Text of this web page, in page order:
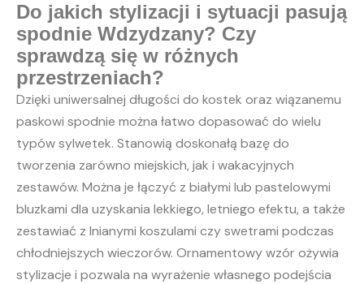
Do jakich stylizacji i sytuacji pasują
spodnie Wdzydzany? Czy
sprawdzą się w różnych
przestrzeniach?
Dzięki uniwersalnej długości do kostek oraz wiązanemu
paskowi spodnie można łatwo dopasować do wielu
typów sylwetek. Stanowią doskonałą bazę do
tworzenia zarówno miejskich, jak i wakacyjnych
zestawów. Można je łączyć z białymi lub pastelowymi
bluzkami dla uzyskania lekkiego, letniego efektu, a także
zestawiać z lnianymi koszulami czy swetrami podczas
chłodniejszych wieczorów. Ornamentowy wzór ożywia
stylizacje i pozwala na wyrażenie własnego podejścia